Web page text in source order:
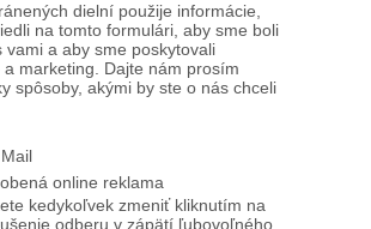
dielní použije informácie,
na tomto formulári, aby sme boli
vami a aby sme poskytovali
a marketing. Dajte nám prosím
spôsoby, akými by ste o nás chceli
online reklama
kedykoľvek zmeniť kliknutím na
odberu v zápätí ľubovoľného